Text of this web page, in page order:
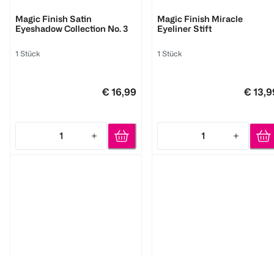
Magic Finish Satin
Eyeshadow Collection No. 3
1 Stück
€ 16,99
1
Quantity: 1
Magic Finish Miracle
Eyeliner Stift
1 Stück
€
1
Quantity: 1